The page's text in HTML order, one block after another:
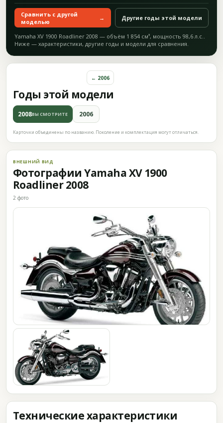
Сравнить с другой
моделью
→ Другие годы этой модели
Yamaha XV 1900 Roadliner 2008 — объём 1 854 см³, мощность 98,6 л.с..
Ниже — характеристики, другие годы и модели для сравнения.
Годы этой модели
← 2006
2008ВЫ СМОТРИТЕ 2006
Карточки объединены по названию. Поколение и комплектация могут отличаться.
ВНЕШНИЙ ВИД
Фотографии Yamaha XV 1900
Roadliner 2008
2 фото
Технические характеристики